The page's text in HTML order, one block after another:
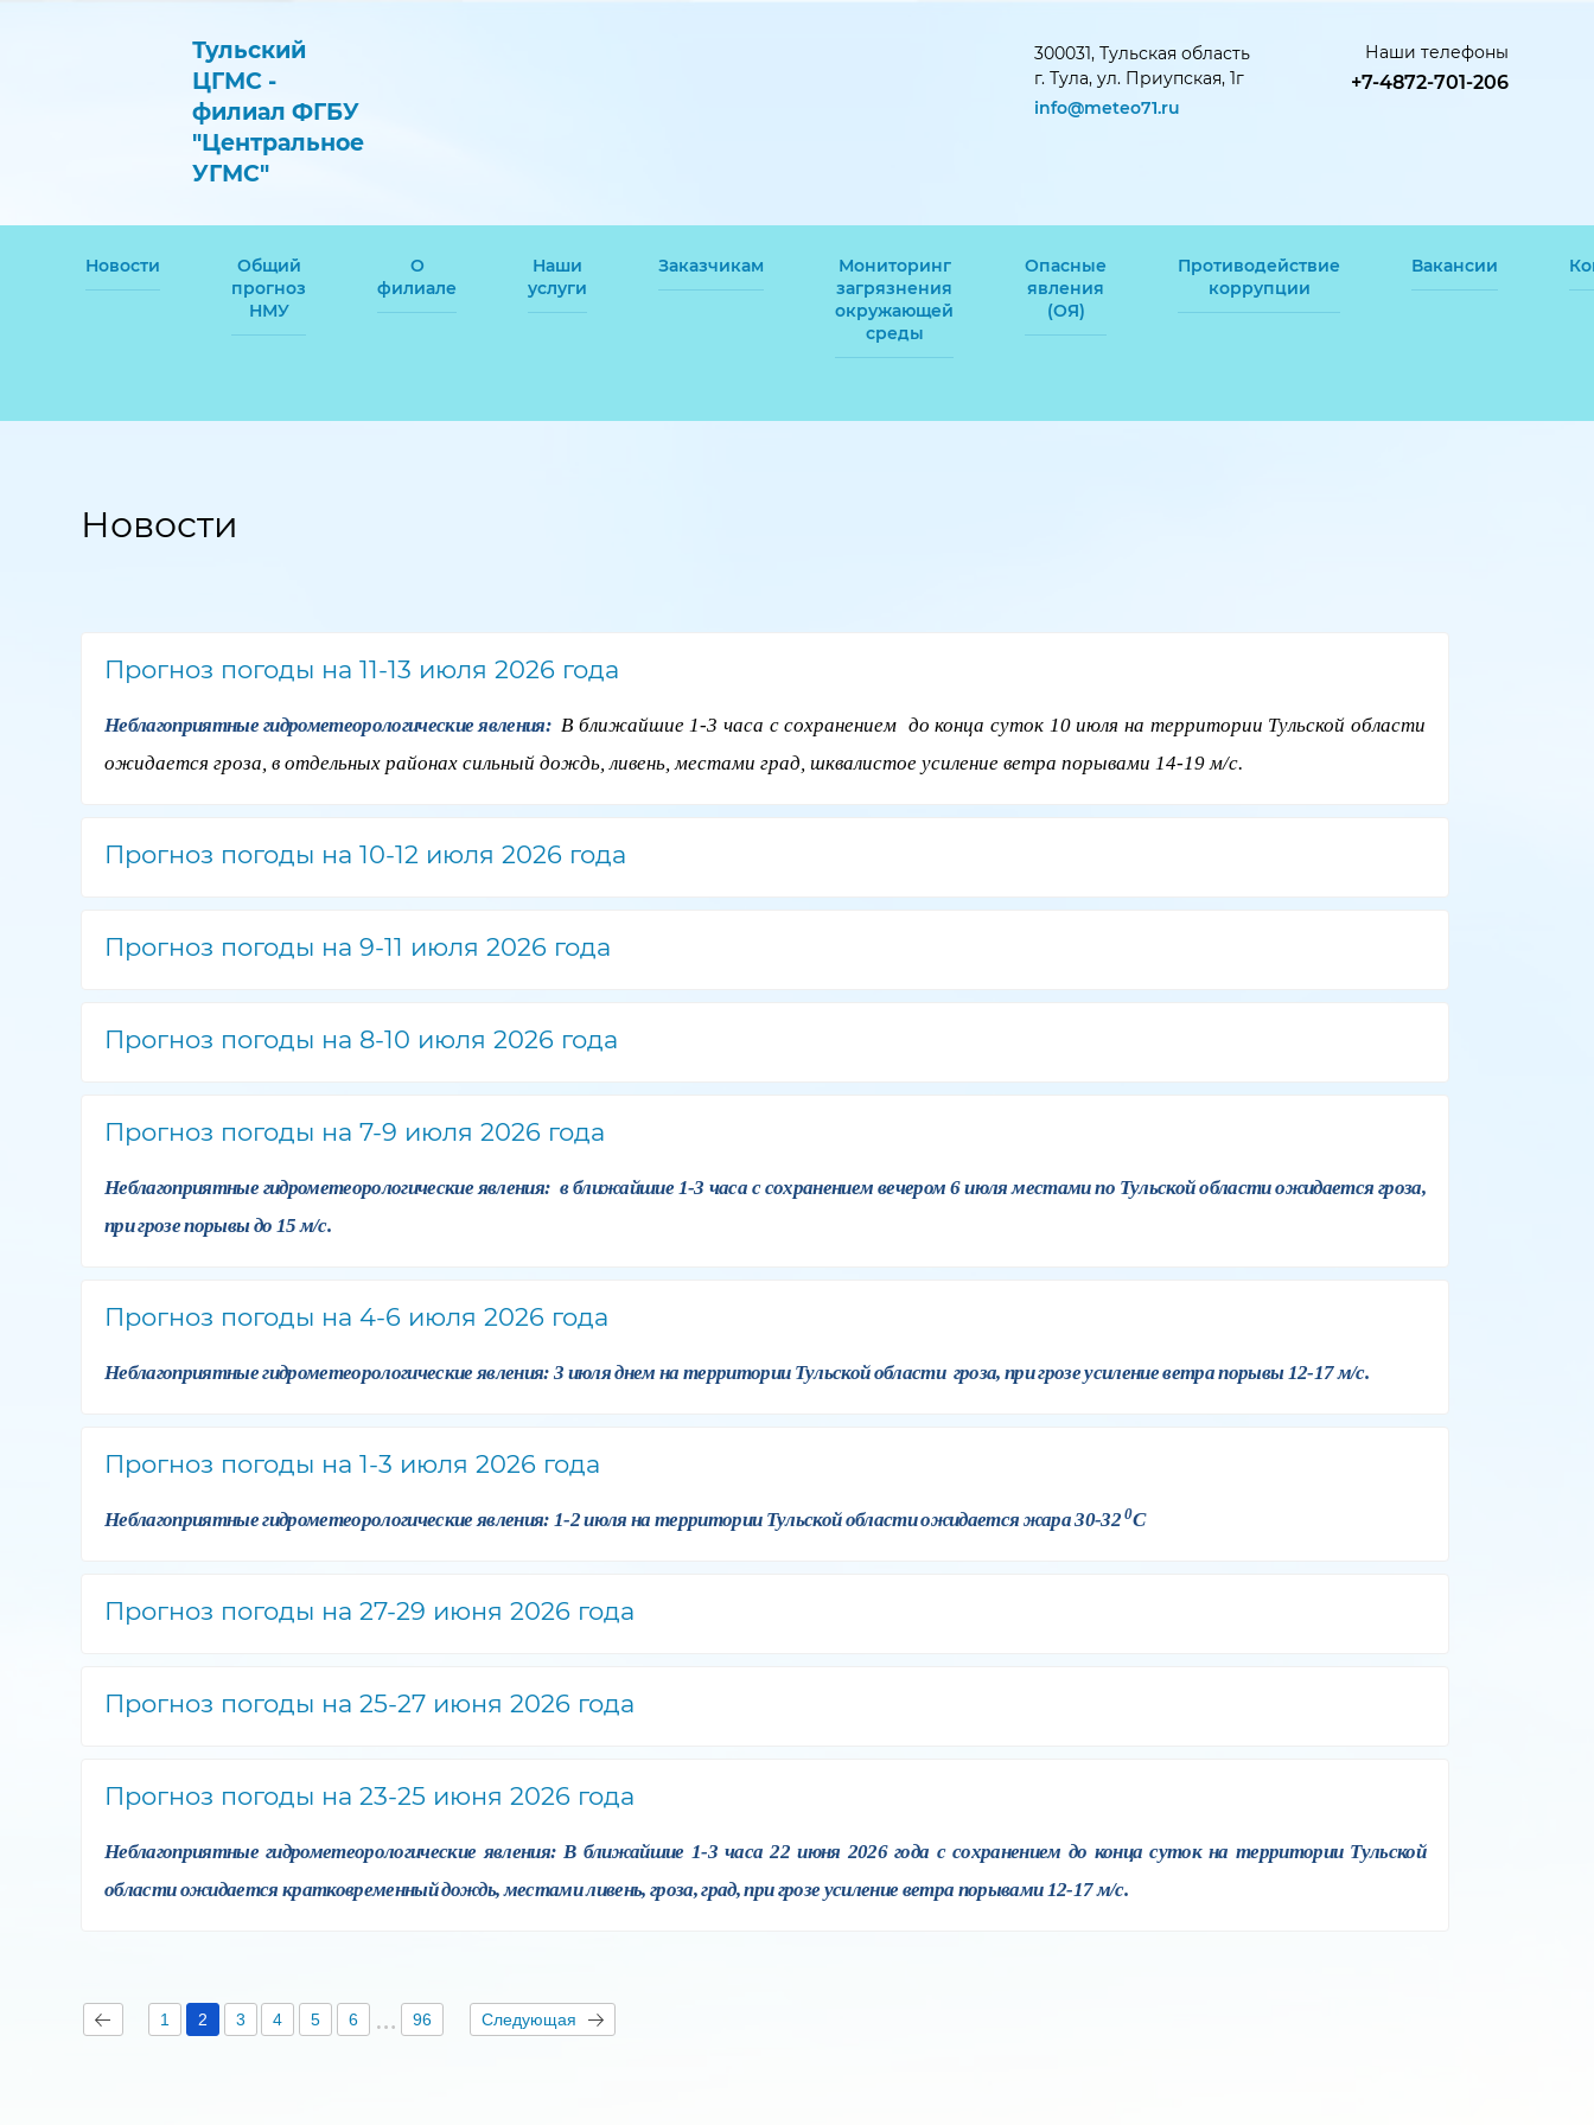
Тульский
ЦГМС -
филиал ФГБУ
"Центральное
УГМС"
300031, Тульская область
г. Тула, ул. Приупская, 1г
info@meteo71.ru
Наши телефоны
+7-4872-701-206
Новости
Общий
прогноз
НМУ
О
филиале
Наши
услуги
Заказчикам
Мониторинг
загрязнения
окружающей
среды
Опасные
явления
(ОЯ)
Противодействие
коррупции
Вакансии
Новости
Прогноз погоды на 11-13 июля 2026 года
Неблагоприятные гидрометеорологические явления: В ближайшие 1-3 часа с сохранением до конца суток 10 июля на территории Тульской области
ожидается гроза, в отдельных районах сильный дождь, ливень, местами град, шквалистое усиление ветра порывами 14-19 м/с.
Прогноз погоды на 10-12 июля 2026 года
Прогноз погоды на 9-11 июля 2026 года
Прогноз погоды на 8-10 июля 2026 года
Прогноз погоды на 7-9 июля 2026 года
Неблагоприятные гидрометеорологические явления: в ближайшие 1-3 часа с сохранением вечером 6 июля местами по Тульской области ожидается гроза,
при грозе порывы до 15 м/с.
Прогноз погоды на 4-6 июля 2026 года
Неблагоприятные гидрометеорологические явления: 3 июля днем на территории Тульской области гроза, при грозе усиление ветра порывы 12-17 м/с.
Прогноз погоды на 1-3 июля 2026 года
Неблагоприятные гидрометеорологические явления: 1-2 июля на территории Тульской области ожидается жара 30-320C
Прогноз погоды на 27-29 июня 2026 года
Прогноз погоды на 25-27 июня 2026 года
Прогноз погоды на 23-25 июня 2026 года
Неблагоприятные гидрометеорологические явления: В ближайшие 1-3 часа 22 июня 2026 года с сохранением до конца суток на территории Тульской
области ожидается кратковременный дождь, местами ливень, гроза, град, при грозе усиление ветра порывами 12-17 м/с.
1 2 3 4 5 6 96 Следующая